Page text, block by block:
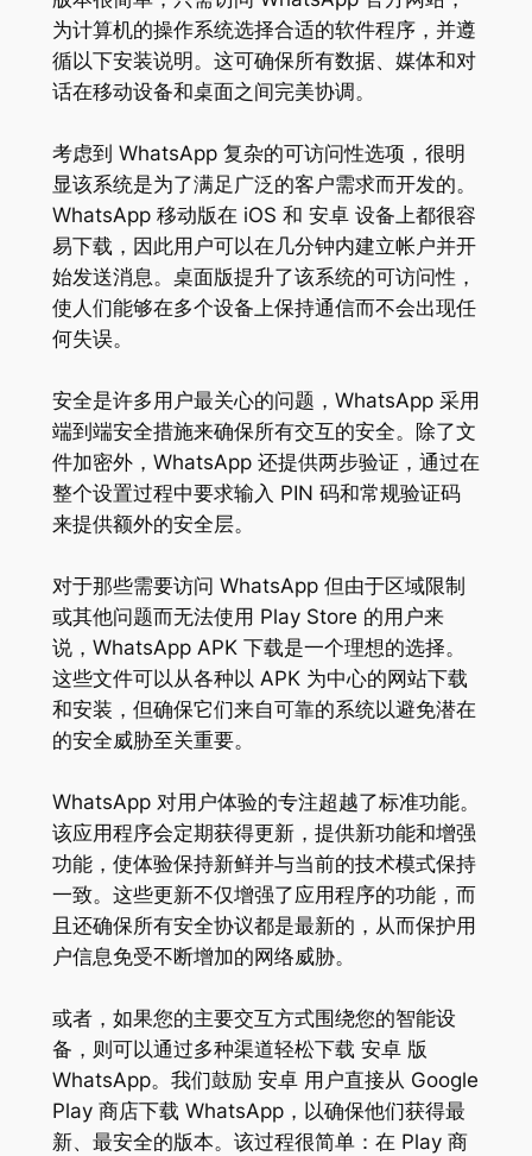
为计算机的操作系统选择合适的软件程序，并遵
循以下安装说明。这可确保所有数据、媒体和对
话在移动设备和桌面之间完美协调。
考虑到 WhatsApp 复杂的可访问性选项，很明
显该系统是为了满足广泛的客户需求而开发的。
WhatsApp 移动版在 iOS 和 安卓 设备上都很容
易下载，因此用户可以在几分钟内建立帐户并开
始发送消息。桌面版提升了该系统的可访问性，
使人们能够在多个设备上保持通信而不会出现任
何失误。
安全是许多用户最关心的问题，WhatsApp 采用
端到端安全措施来确保所有交互的安全。除了文
件加密外，WhatsApp 还提供两步验证，通过在
整个设置过程中要求输入 PIN 码和常规验证码
来提供额外的安全层。
对于那些需要访问 WhatsApp 但由于区域限制
或其他问题而无法使用 Play Store 的用户来
说，WhatsApp APK 下载是一个理想的选择。
这些文件可以从各种以 APK 为中心的网站下载
和安装，但确保它们来自可靠的系统以避免潜在
的安全威胁至关重要。
WhatsApp 对用户体验的专注超越了标准功能。
该应用程序会定期获得更新，提供新功能和增强
功能，使体验保持新鲜并与当前的技术模式保持
一致。这些更新不仅增强了应用程序的功能，而
且还确保所有安全协议都是最新的，从而保护用
户信息免受不断增加的网络威胁。
或者，如果您的主要交互方式围绕您的智能设
备，则可以通过多种渠道轻松下载 安卓 版
WhatsApp。我们鼓励 安卓 用户直接从 Google
Play 商店下载 WhatsApp，以确保他们获得最
新、最安全的版本。该过程很简单：在 Play 商